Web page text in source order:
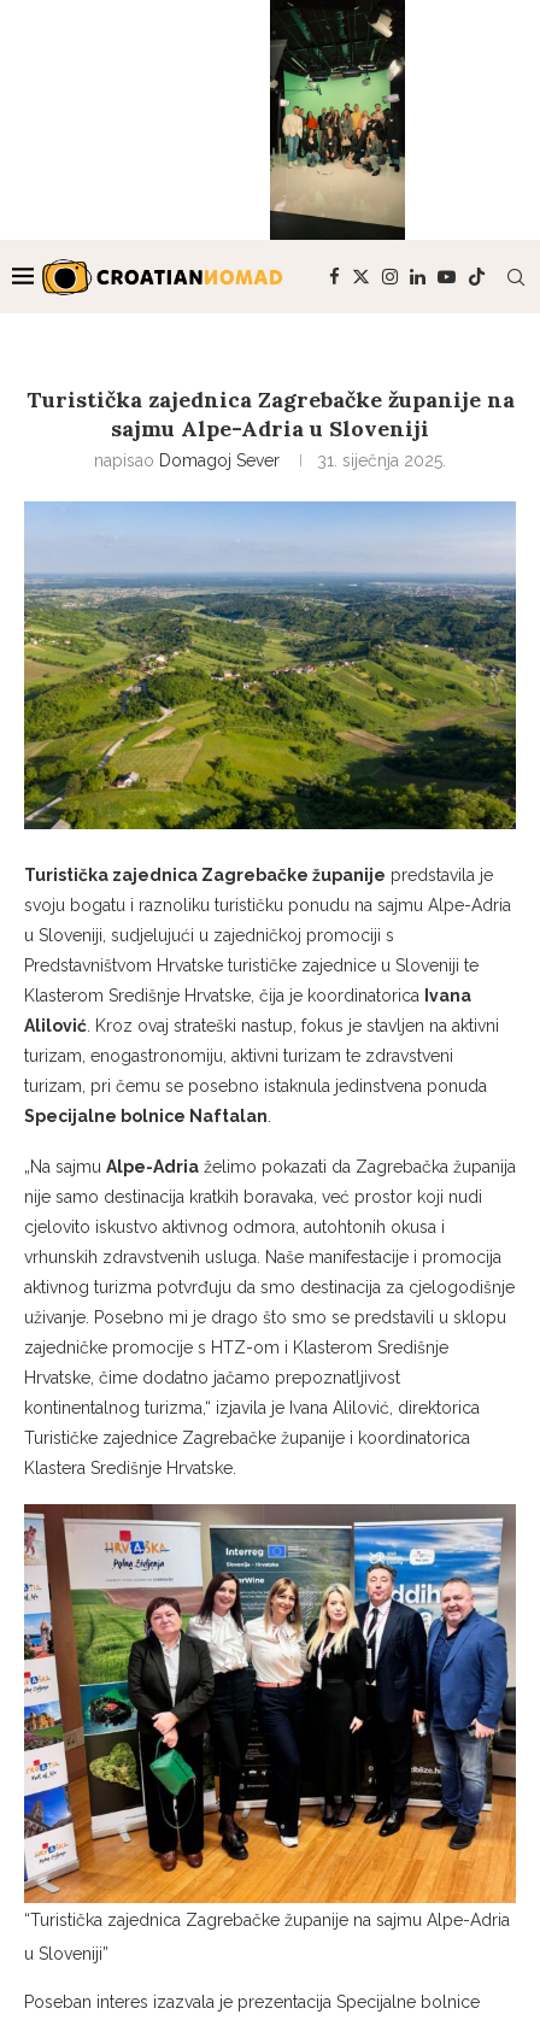
Turistička zajednica Zagrebačke županije na
sajmu Alpe-Adria u Sloveniji
napisao Domagoj Sever 31. siječnja 2025.
Turistička zajednica Zagrebačke županije predstavila je
svoju bogatu i raznoliku turističku ponudu na sajmu Alpe-Adria
u Sloveniji, sudjelujući u zajedničkoj promociji s
Predstavništvom Hrvatske turističke zajednice u Sloveniji te
Klasterom Središnje Hrvatske, čija je koordinatorica Ivana
Alilović . Kroz ovaj strateški nastup, fokus je stavljen na aktivni
turizam, enogastronomiju, aktivni turizam te zdravstveni
turizam, pri čemu se posebno istaknula jedinstvena ponuda
Specijalne bolnice Naftalan
„Na sajmu Alpe-Adria želimo pokazati da Zagrebačka županija
nije samo destinacija kratkih boravaka, već prostor koji nudi
cjelovito iskustvo aktivnog odmora, autohtonih okusa i
vrhunskih zdravstvenih usluga. Naše manifestacije i promocija
aktivnog turizma potvrđuju da smo destinacija za cjelogodišnje
uživanje. Posebno mi je drago što smo se predstavili u sklopu
zajedničke promocije s HTZ-om i Klasterom Središnje
Hrvatske, čime dodatno jačamo prepoznatljivost
kontinentalnog turizma,“ izjavila je Ivana Alilović, direktorica
Turističke zajednice Zagrebačke županije i koordinatorica
Klastera Središnje Hrvatske.
“Turistička zajednica Zagrebačke županije na sajmu Alpe-Adria
u Sloveniji”
Poseban interes izazvala je prezentacija Specijalne bolnice